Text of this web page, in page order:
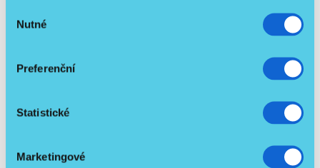
souhlasu
Nutné
Preferenční
Statistické
Marketingové
Rozměry (cca): 90 × 55 × 100 cm / Hmotnost: cca 35–40
kg / Maximální hmotnost uživatele: cca 120–135 kg
MB